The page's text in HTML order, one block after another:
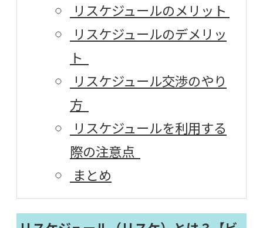
リスケジュールのメリット
リスケジュールのデメリッ
ト
リスケジュール交渉のやり
方
リスケジュールを利用する
際の注意点
まとめ